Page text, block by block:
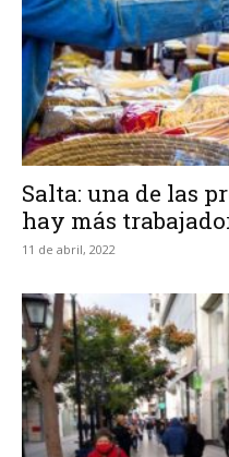
Salta: una de las
hay más
11 de abril, 2022